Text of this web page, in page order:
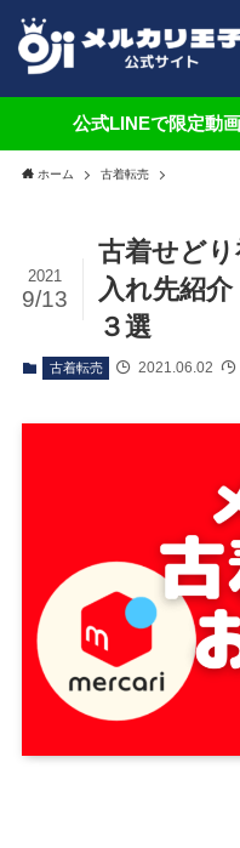
公式LINEで限定動
ホーム 古着転売
古着せど
入れ先紹
３選
2021
9/13
古着転売 2021.06.02